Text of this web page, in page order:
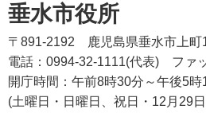
垂水市役所
〒891-2192
鹿児島県垂水市上町
電話：0994-32-1111(代表)
ファ
開庁時間：午前8時30分～午後5時
(土曜日・日曜日、祝日・12月29